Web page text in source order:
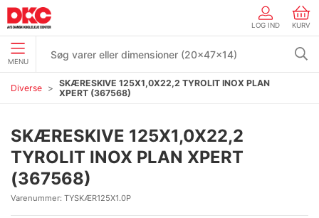
LOG IND KURV
MENU
Diverse
SKÆRESKIVE 125X1,0X22,2 TYROLIT INOX PLAN
XPERT (367568)
SKÆRESKIVE 125X1,0X22,2
TYROLIT INOX PLAN XPERT
(367568)
Varenummer: TYSKÆR125X1.0P